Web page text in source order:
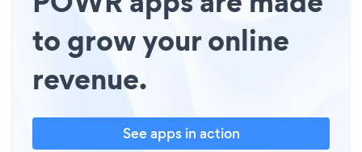
to grow your online
revenue.
See apps in action